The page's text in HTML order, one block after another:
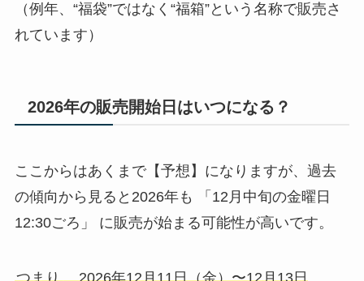
（例年、“福袋”ではなく“福箱”という名称で販売さ
れています）
2026年の販売開始日はいつになる？
ここからはあくまで【予想】になりますが、過去
の傾向から見ると2026年も 「12月中旬の金曜日
12:30ごろ」 に販売が始まる可能性が高いです。
つまり、 2026年12月11日（金）〜12月13日